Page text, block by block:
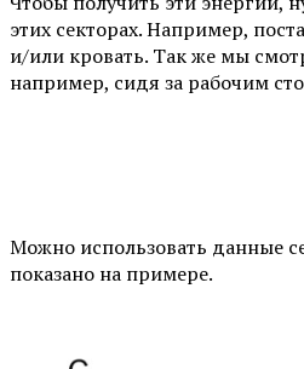
этих секторах. Например,
и/или кровать. Так же мы
например, сидя за рабочим
Можно использовать данные
показано на примере.